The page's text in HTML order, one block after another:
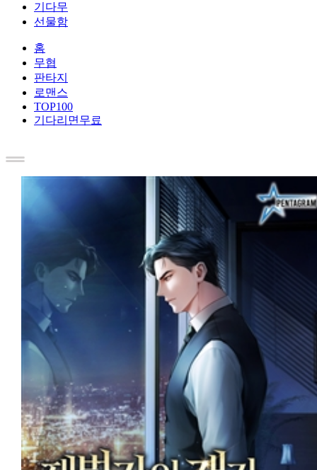
기다무
선물함
홈
무협
판타지
로맨스
TOP100
기다리면무료